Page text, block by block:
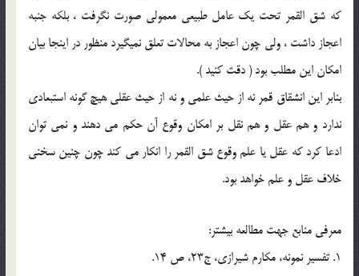
كه شق القمر تحت يك عامل طبيعي معمولي صورت نگرفت ، بلكه جنبه
اعجاز داشت ، ولي چون اعجاز به محالات تعلق نمي‏گيرد منظور در اينجا بيان
امكان اين مطلب بود ( دقت كنيد ).
بنابر اين انشقاق قمر نه از حيث علمي و نه از حيث عقلي هيچ گونه استبعادي
ندارد و هم عقل و هم نقل بر امکان وقوع آن حکم مي دهند و نمي توان
ادعا کرد که عقل يا علم وقوع شق القمر را انکار مي کند چون چنين سخني
خلاف عقل و علم خواهد بود.
معرفي منابع جهت مطالعه بيشتر:
1. تفسير نمونه، مکارم شيرازي، ج23، ص 14.